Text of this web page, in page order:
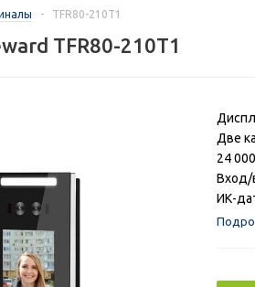
- TFR80-210T1
TFR80-210T1
Две
24
Вход/
ИК-